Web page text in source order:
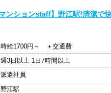
マンションstaff】野江駅!清潔
時給1700円～ ＋交通費
週3日以上 1日7時間以上
派遣社員
野江駅